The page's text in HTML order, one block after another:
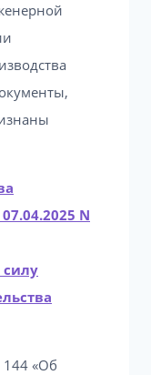
N
144 «Об